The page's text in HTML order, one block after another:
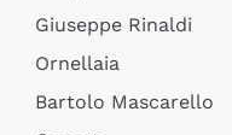
Giuseppe Rinaldi
Ornellaia
Bartolo Mascarello